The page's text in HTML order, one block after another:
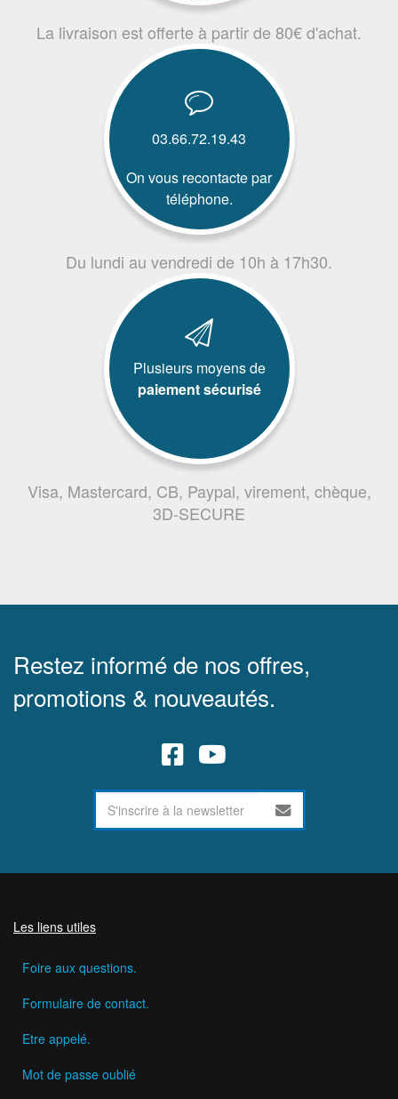
La livraison est offerte à partir de 80€ d'achat.
03.66.72.19.43
On vous recontacte par
téléphone.
Du lundi au vendredi de 10h à 17h30.
Plusieurs moyens de
paiement sécurisé
Visa, Mastercard, CB, Paypal, virement, chèque,
3D-SECURE
Restez informé de nos offres,
promotions & nouveautés.
Les liens utiles
Foire aux questions.
Formulaire de contact.
Etre appelé.
Mot de passe oublié